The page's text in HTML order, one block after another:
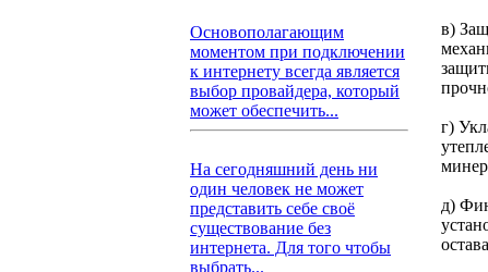
Основополагающим
моментом при подключении
к интернету всегда является
выбор провайдера, который
может обеспечить...
На сегодняшний день ни
один человек не может
представить себе своё
существование без
интернета. Для того чтобы
выбрать...
в)
г)
д)